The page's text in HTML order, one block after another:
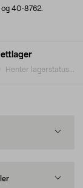
Henter lagerstatus...
og 40-8762.